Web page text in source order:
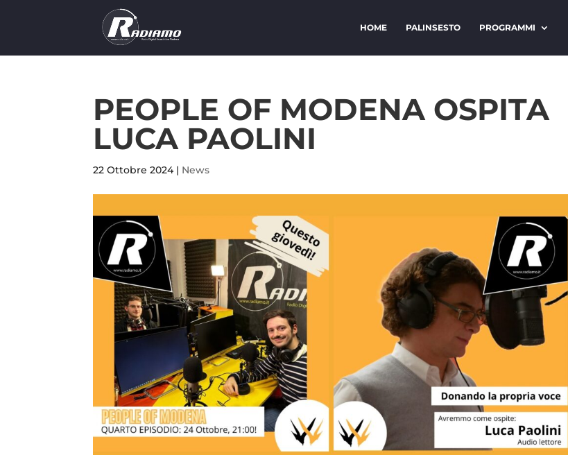
HOME PALINSESTO PROGRAMMI
PEOPLE OF MODENA OSPITA
LUCA PAOLINI
22 Ottobre 2024| News